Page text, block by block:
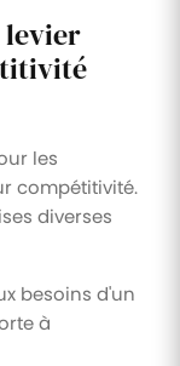
levier
les
compétitivité.
diverses
besoins d'un
à